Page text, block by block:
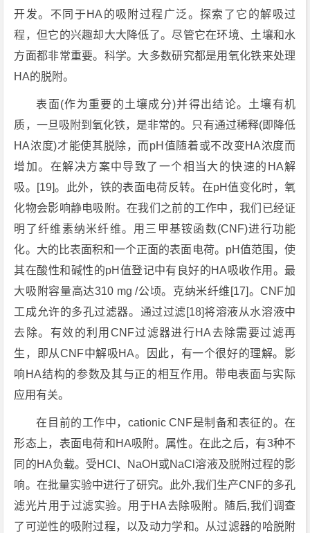
开发。不同于HA的吸附过程广泛。探索了它的解吸过
程，但它的兴趣却大大降低了。尽管它在环境、土壤和水
方面都非常重要。科学。大多数研究都是用氧化铁来处理
HA的脱附。
表面(作为重要的土壤成分)并得出结论。土壤有机
质，一旦吸附到氧化铁，是非常的。只有通过稀释(即降低
HA浓度)才能使其脱除，而pH值随着或不改变HA浓度而
增加。在解决方案中导致了一个相当大的快速的HA解
吸。[19]。此外，铁的表面电荷反转。在pH值变化时，氧
化物会影响静电吸附。在我们之前的工作中，我们已经证
明了纤维素纳米纤维。用三甲基铵函数(CNF)进行功能
化。大的比表面积和一个正面的表面电荷。pH值范围，使
其在酸性和碱性的pH值登记中有良好的HA吸收作用。最
大吸附容量高达310 mg /公顷。克纳米纤维[17]。CNF加
工成允许的多孔过滤器。通过过滤[18]将溶液从水溶液中
去除。有效的利用CNF过滤器进行HA去除需要过滤再
生，即从CNF中解吸HA。因此，有一个很好的理解。影
响HA结构的参数及其与正的相互作用。带电表面与实际
应用有关。
在目前的工作中，cationic CNF是制备和表征的。在
形态上，表面电荷和HA吸附。属性。在此之后，有3种不
同的HA负载。受HCl、NaOH或NaCl溶液及脱附过程的影
响。在批量实验中进行了研究。此外,我们生产CNF的多孔
滤光片用于过滤实验。用于HA去除吸附。随后,我们调查
了可逆性的吸附过程，以及动力学和。从过滤器的哈脱附